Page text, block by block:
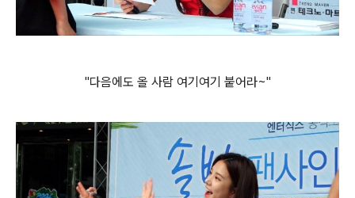
"다음에도 올 사람 여기여기 붙어라~"